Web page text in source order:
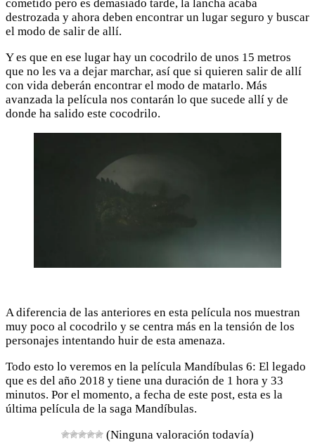
cometido pero es demasiado tarde, la lancha acaba
destrozada y ahora deben encontrar un lugar seguro y buscar
el modo de salir de allí.
Y es que en ese lugar hay un cocodrilo de unos 15 metros
que no les va a dejar marchar, así que si quieren salir de allí
con vida deberán encontrar el modo de matarlo. Más
avanzada la película nos contarán lo que sucede allí y de
donde ha salido este cocodrilo.
A diferencia de las anteriores en esta película nos muestran
muy poco al cocodrilo y se centra más en la tensión de los
personajes intentando huir de esta amenaza.
Todo esto lo veremos en la película Mandíbulas 6: El legado
que es del año 2018 y tiene una duración de 1 hora y 33
minutos. Por el momento, a fecha de este post, esta es la
última película de la saga Mandíbulas.
(Ninguna valoración todavía)